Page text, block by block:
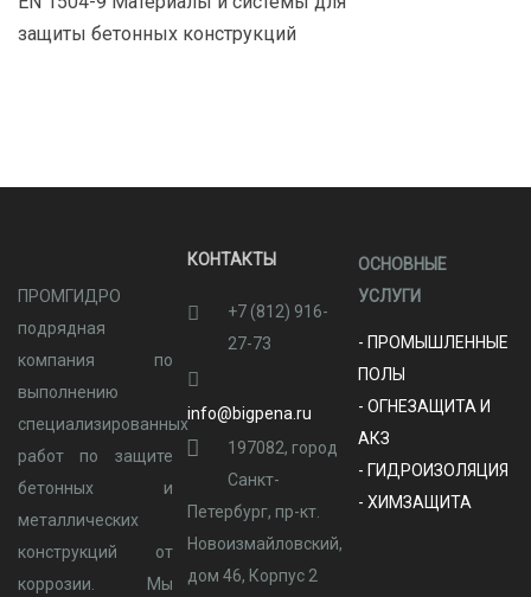
защиты бетонных конструкций
ПРОМГИДРО
подрядная
компания по
выполнению
специализированных
работ по защите
бетонных и
металлических
конструкций от
коррозии. Мы
КОНТАКТЫ
+7 (812) 916-
27-73
info@bigpena.ru
197082, город
Санкт-
Петербург, пр-кт.
Новоизмайловский,
дом 46, Корпус 2
ОСНОВНЫЕ
УСЛУГИ
- ПРОМЫШЛЕННЫЕ
ПОЛЫ
- ОГНЕЗАЩИТА И
АКЗ
- ГИДРОИЗОЛЯЦИЯ
- ХИМЗАЩИТА